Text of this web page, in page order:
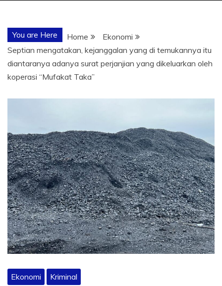
You are Here Home
Ekonomi
Septian mengatakan, kejanggalan yang di temukannya itu
diantaranya adanya surat perjanjian yang dikeluarkan oleh
koperasi “Mufakat Taka”
Ekonomi Kriminal